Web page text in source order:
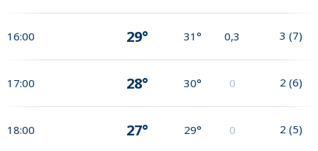
16:00 29° 31° 0,3 3 (7)
17:00 28° 30° 0 2 (6)
18:00 27° 29° 0 2 (5)